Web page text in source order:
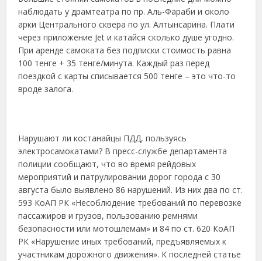
наблюдать у драмтеатра по пр. Аль-Фараби и около
арки Центрального сквера по ул. Алтынсарина. Плати
через приложение Jet и катайся сколько душе угодно.
При аренде самоката без подписки стоимость равна
100 тенге + 35 тенге/минута. Каждый раз перед
поездкой с карты списывается 500 тенге – это что-то
вроде залога.
Нарушают ли костанайцы ПДД, пользуясь
электросамокатами? В пресс-службе департамента
полиции сообщают, что во время рейдовых
мероприятий и патрулировании дорог города с 30
августа было выявлено 86 нарушений. Из них два по ст.
593 КоАП РК «Несоблюдение требований по перевозке
пассажиров и грузов, пользованию ремнями
безопасности или мотошлемам» и 84 по ст. 620 КоАП
РК «Нарушение иных требований, предъявляемых к
участникам дорожного движения». К последней статье